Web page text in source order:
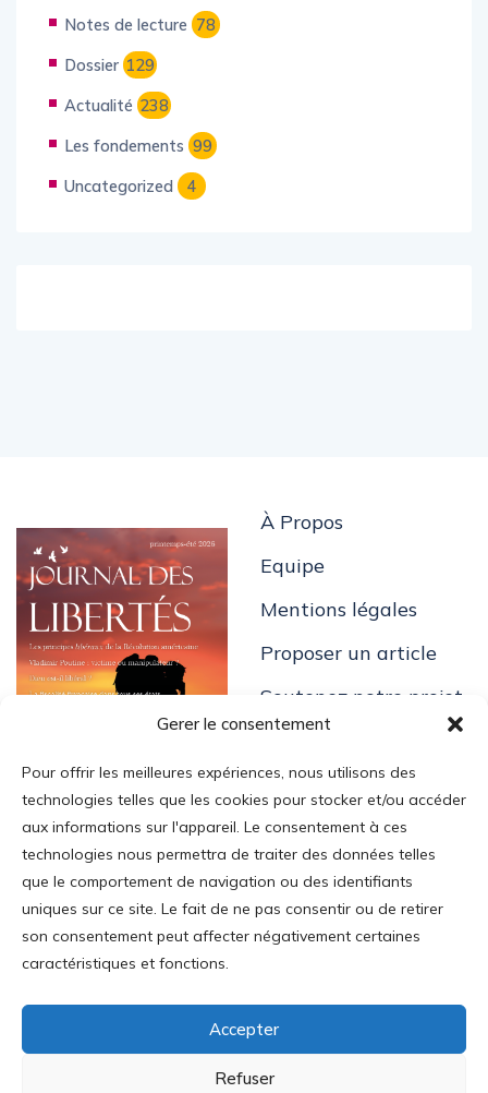
Gerer le consentement
Pour offrir les meilleures expériences, nous utilisons des
technologies telles que les cookies pour stocker et/ou accéder
aux informations sur l'appareil. Le consentement à ces
technologies nous permettra de traiter des données telles
que le comportement de navigation ou des identifiants
uniques sur ce site. Le fait de ne pas consentir ou de retirer
son consentement peut affecter négativement certaines
caractéristiques et fonctions.
Accepter
Refuser
Notes de lecture 78
Dossier 129
Actualité 238
Les fondements 99
Uncategorized
4
À Propos
Equipe
Mentions légales
Proposer un article
Soutenez notre projet
Login
Mon Compte
Tél